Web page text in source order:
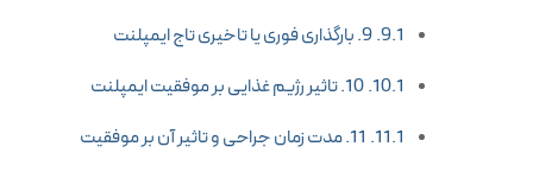
9. بارگذاری فوری یا تاخیری تاج ایمپلنت
10. تاثیر رژیم غذایی بر موفقیت ایمپلنت
11. مدت زمان جراحی و تاثیر آن بر موفقیت